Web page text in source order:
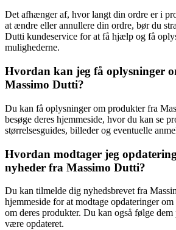
Det afhænger af, hvor langt din ordre er i
at ændre eller annullere din ordre, bør du
Dutti kundeservice for at få hjælp og få
mulighederne.
Hvordan kan jeg få oplysninger
Massimo Dutti?
Du kan få oplysninger om produkter fra
besøge deres hjemmeside, hvor du kan se
størrelsesguides, billeder og eventuelle
Hvordan modtager jeg
nyheder fra Massimo Dutti?
Du kan tilmelde dig nyhedsbrevet fra
hjemmeside for at modtage opdateringer
om deres produkter. Du kan også følge
være opdateret.